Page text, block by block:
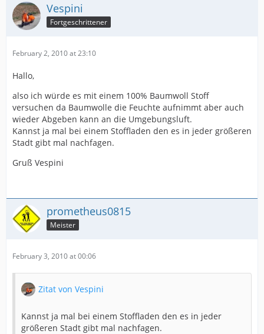
Vespini
Fortgeschrittener
February 2, 2010 at 23:10
Hallo,
also ich würde es mit einem 100% Baumwoll Stoff
versuchen da Baumwolle die Feuchte aufnimmt aber auch
wieder Abgeben kann an die Umgebungsluft.
Kannst ja mal bei einem Stoffladen den es in jeder größeren
Stadt gibt mal nachfagen.
Gruß Vespini
prometheus0815
Meister
February 3, 2010 at 00:06
Zitat von Vespini
Kannst ja mal bei einem Stoffladen den es in jeder
größeren Stadt gibt mal nachfagen.